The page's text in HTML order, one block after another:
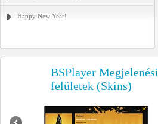
Happy New Year!
BSPlayer Megjelenési
felületek (Skins)